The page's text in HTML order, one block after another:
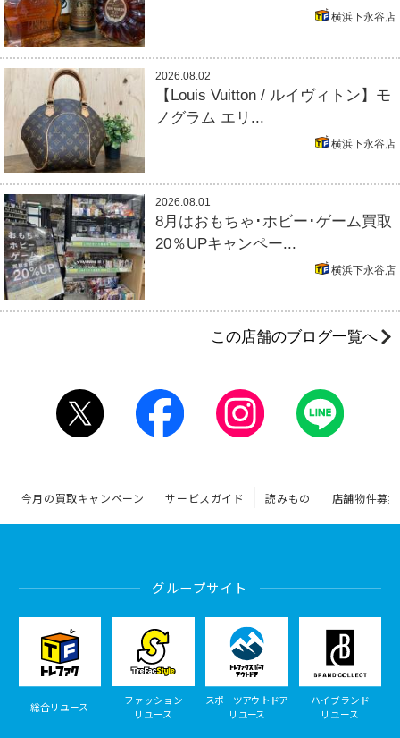
横浜下永谷店
2026.08.02
【Louis Vuitton / ルイヴィトン】モ
ノグラム エリ...
横浜下永谷店
2026.08.01
8月はおもちゃ･ホビー･ゲーム買取
20％UPキャンペー...
横浜下永谷店
この店舗のブログ一覧へ
今月の買取キャンペーン サービスガイド 読みもの 店舗物件募集
グループサイト
総合リユース
ファッション
リユース
スポーツアウトドア
リユース
ハイブランド
リユース